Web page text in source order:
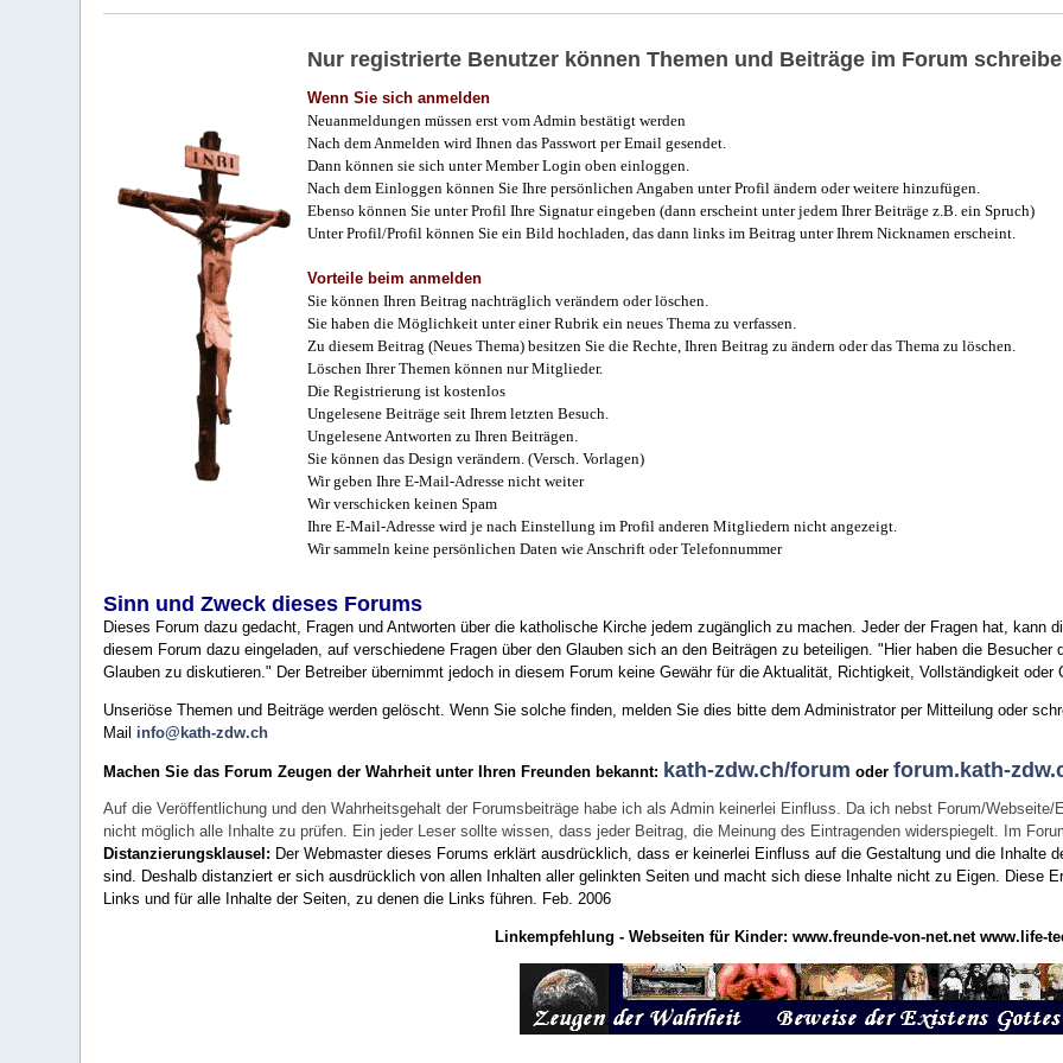
Nur registrierte Benutzer können Themen und Beiträge im Forum
Wenn Sie sich anmelden
Neuanmeldungen müssen erst vom Admin bestätigt werden
Nach dem Anmelden wird Ihnen das Passwort per Email gesendet.
Dann können sie sich unter Member Login oben einloggen.
Nach dem Einloggen können Sie Ihre persönlichen Angaben unter Profil ändern oder weitere hinzufügen.
Ebenso können Sie unter Profil Ihre Signatur eingeben (dann erscheint unter jedem Ihrer Beiträge z.B. ein Spruch)
Unter Profil/Profil können Sie ein Bild hochladen, das dann links im Beitrag unter Ihrem Nicknamen erscheint.
Vorteile beim anmelden
Sie können Ihren Beitrag nachträglich verändern oder löschen.
Sie haben die Möglichkeit unter einer Rubrik ein neues Thema zu verfassen.
Zu diesem Beitrag (Neues Thema) besitzen Sie die Rechte, Ihren Beitrag zu ändern oder das Thema zu löschen.
Löschen Ihrer Themen können nur Mitglieder.
Die Registrierung ist kostenlos
Ungelesene Beiträge seit Ihrem letzten Besuch.
Ungelesene Antworten zu Ihren Beiträgen.
Sie können das Design verändern. (Versch. Vorlagen)
Wir geben Ihre E-Mail-Adresse nicht weiter
Wir verschicken keinen Spam
Ihre E-Mail-Adresse wird je nach Einstellung im Profil anderen Mitgliedern nicht angezeigt.
Wir sammeln keine persönlichen Daten wie Anschrift oder Telefonnummer
Sinn und Zweck dieses Forums
Dieses Forum dazu gedacht, Fragen und Antworten über die katholische Kirche jedem zugänglich zu machen. Jeder der Fragen hat, kann
diesem Forum dazu eingeladen, auf verschiedene Fragen über den Glauben sich an den Beiträgen zu beteiligen. "Hier haben die
Glauben zu diskutieren." Der Betreiber übernimmt jedoch in diesem Forum keine Gewähr für die Aktualität, Richtigkeit, Vollständigkeit
Unseriöse Themen und Beiträge werden gelöscht. Wenn Sie solche finden, melden Sie dies bitte dem Administrator per Mitteilung oder
Mail info@kath-zdw.ch
Machen Sie das Forum Zeugen der Wahrheit unter Ihren Freunden bekannt: kath-zdw.ch/forum oderforum.kath-
Auf die Veröffentlichung und den Wahrheitsgehalt der Forumsbeiträge habe ich als Admin keinerlei Einfluss. Da ich nebst Forum/
nicht möglich alle Inhalte zu prüfen. Ein jeder Leser sollte wissen, dass jeder Beitrag, die Meinung des Eintragenden widerspiegelt. Im
Distanzierungsklausel: Der Webmaster dieses Forums erklärt ausdrücklich, dass er keinerlei Einfluss auf die Gestaltung und die Inhalte
sind. Deshalb distanziert er sich ausdrücklich von allen Inhalten aller gelinkten Seiten und macht sich diese Inhalte nicht zu Eigen. Diese
Links und für alle Inhalte der Seiten, zu denen die Links führen. Feb. 2006
Linkempfehlung - Webseiten für Kinder: www.freunde-von-net.net www.life-